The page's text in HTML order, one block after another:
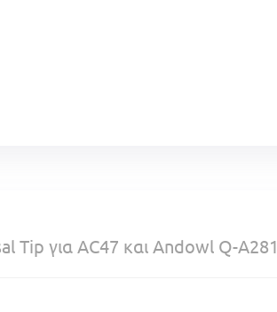
Tip για AC47 και Andowl Q-A281